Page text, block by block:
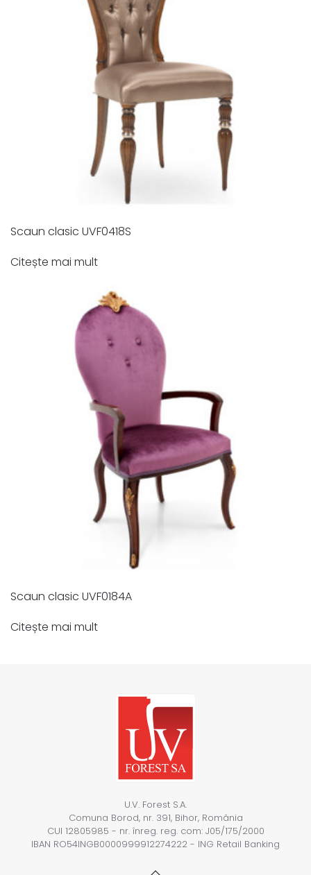
Scaun clasic UVF0418S
Citește mai mult
Scaun clasic UVF0184A
Citește mai mult
U.V. Forest S.A.
Comuna Borod, nr. 391, Bihor, România
CUI 12805985 - nr. înreg. reg. com: J05/175/2000
IBAN RO54INGB0000999912274222 - ING Retail Banking